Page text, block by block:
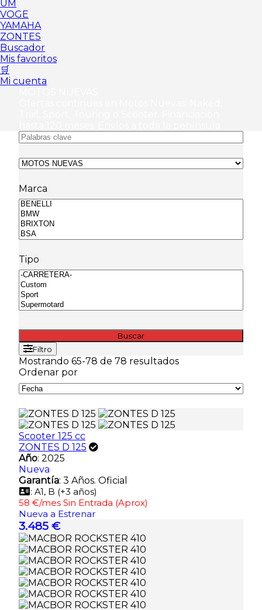
UM
VOGE
YAMAHA
ZONTES
Buscador
Mis favoritos
🛒
Mi cuenta
Marca
Tipo
Buscar
Filtro
Mostrando 65-78 de 78 resultados
Ordenar por
Scooter 125 cc
ZONTES D 125
Año: 2025
Nueva
Garantía: 3 Años. Oficial
: A1, B (+3 años)
58 €/mes Sin Entrada (Aprox)
Nueva a Estrenar
3.485 €